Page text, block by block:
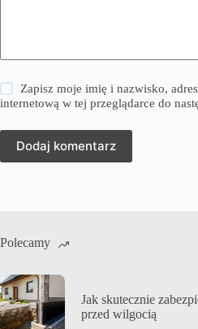
Zapisz moje imię i nazwisko,
internetową w tej przeglądarce do
Dodaj komentarz
Polecamy
Jak skutecznie
przed wilgocią